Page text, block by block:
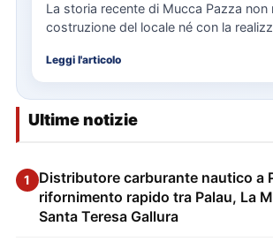
La storia recente di Mucca Pazza non
costruzione del locale né con la
Leggi l'articolo
Ultime notizie
1
Distributore carburante nautico a
rifornimento rapido tra Palau, La
Santa Teresa Gallura